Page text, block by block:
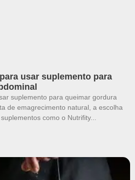
usar suplemento para
suplemento para queimar gordura
de emagrecimento natural, a escolha
como o Nutrifity